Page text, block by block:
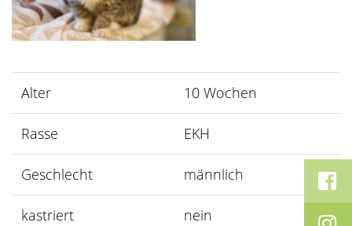
Alter 10 Wochen
Rasse EKH
Geschlecht männlich
kastriert nein